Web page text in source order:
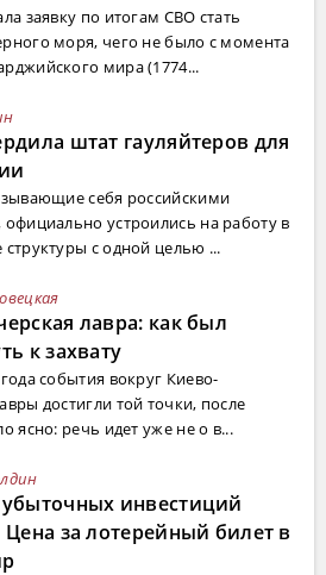
заявку по итогам СВО стать
моря, чего не было с момента
мира (1774...
штат гауляйтеров для
себя российскими
устроились на работу в
структуры с одной целью ...
лавра: как был
к захвату
события вокруг Киево-
достигли той точки, после
ясно: речь идет уже не о в...
инвестиций
за лотерейный билет в